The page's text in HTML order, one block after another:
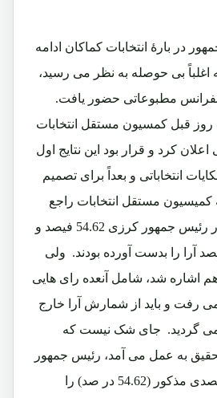
در بارۀ انتخابات کماکان ادامه
بی حوصله به نظر می رسید،
کنفرانس مطبوعاتی حضور یافت.
قبل کمسیون مستقل انتخابات
اعلان کرد و قرار بود این نتایج اول
انتخاباتی و بعداً برای تصمیم
کمیسیون مستقل انتخابات راجع
گردد. بنا بر نتایج مذکور رئیس جمهور کرزی 54.62 فیصد و
عبدالله 27.75 فیصد آرا را بدست آورده بودند. ولی
هم اشاره شد، شامل آنعده رای هایی
رفت و باید از شمارش آرا خارج
می گردید. جای شک نیست که
به عمل می آمد، رئیس جمهور
کرزی نمی توانست فیصدی مذکور (54.62 در صد) را